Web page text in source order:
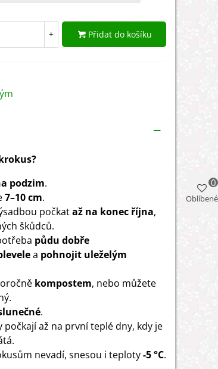
+ Přidat do košíku
podzim.
7–10 cm.
počkataž na konec října,
škůdců.
půdu dobře
a pohnojit uleželým
kompostem, nebo můžete
.
počkají až na první teplé dny, kdy je
nevadí, snesou i teploty-5 °C.
Oblíbené
0